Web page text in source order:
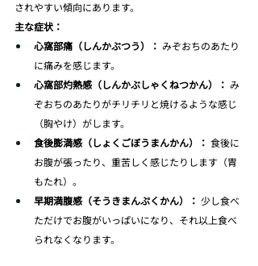
されやすい傾向にあります。
主な症状：
心窩部痛（しんかぶつう）： みぞおちのあたり
に痛みを感じます。
心窩部灼熱感（しんかぶしゃくねつかん）： み
ぞおちのあたりがチリチリと焼けるような感じ
（胸やけ）がします。
食後膨満感（しょくごぼうまんかん）： 食後に
お腹が張ったり、重苦しく感じたりします（胃
もたれ）。
早期満腹感（そうきまんぷくかん）： 少し食べ
ただけでお腹がいっぱいになり、それ以上食べ
られなくなります。